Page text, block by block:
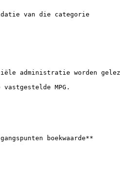
van die categorie
administratie worden
MPG.
boekwaarde**